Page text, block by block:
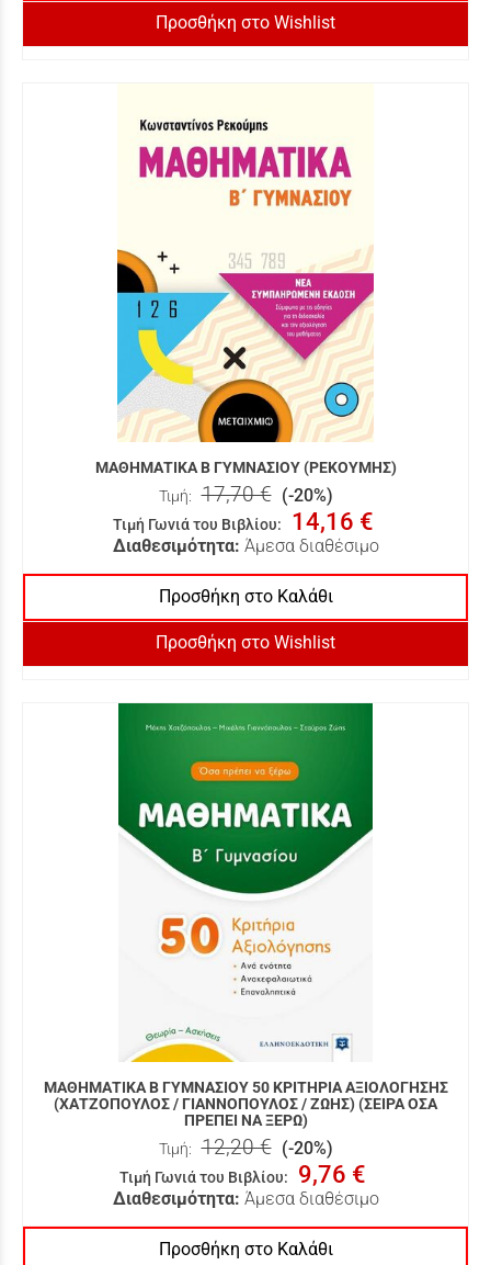
Προσθήκη στο Wishlist
ΜΑΘΗΜΑΤΙΚΑ Β ΓΥΜΝΑΣΙΟΥ (ΡΕΚΟΥΜΗΣ)
Τιμή: 17,70 € (-20%)
Τιμή Γωνιά του Βιβλίου: 14,16 €
Διαθεσιμότητα: Άμεσα διαθέσιμο
Προσθήκη στο Καλάθι
Προσθήκη στο Wishlist
ΜΑΘΗΜΑΤΙΚΑ Β ΓΥΜΝΑΣΙΟΥ 50 ΚΡΙΤΗΡΙΑ ΑΞΙΟΛΟΓΗΣΗΣ
(ΧΑΤΖΟΠΟΥΛΟΣ / ΓΙΑΝΝΟΠΟΥΛΟΣ / ΖΩΗΣ) (ΣΕΙΡΑ ΟΣΑ
ΠΡΕΠΕΙ ΝΑ ΞΕΡΩ)
Τιμή: 12,20 € (-20%)
Τιμή Γωνιά του Βιβλίου: 9,76 €
Διαθεσιμότητα: Άμεσα διαθέσιμο
Προσθήκη στο Καλάθι